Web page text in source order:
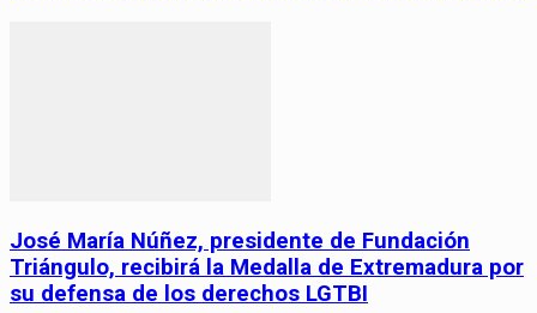
José María Núñez, presidente de Fundación
Triángulo, recibirá la Medalla de Extremadura por
su defensa de los derechos LGTBI